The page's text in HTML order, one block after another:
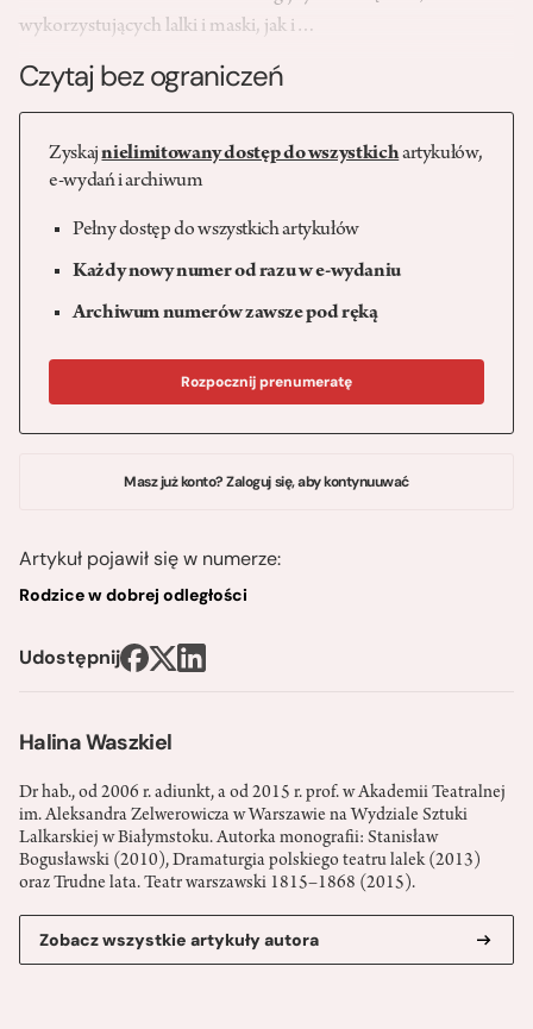
Halina Waszkiel
Dr hab., od 2006 r. adiunkt, a od 2015 r. prof. w Akademii Teatralnej
im. Aleksandra Zelwerowicza w Warszawie na Wydziale Sztuki
Lalkarskiej w Białymstoku. Autorka monografii: Stanisław
Bogusławski (2010), Dramaturgia polskiego teatru lalek (2013)
oraz Trudne lata. Teatr warszawski 1815–1868 (2015).
Zobacz wszystkie artykuły autora
wykorzystujących lalki i maski, jak i…
Czytaj bez ograniczeń
Zyskajnielimitowany dostęp do wszystkichartykułów,
e-wydań i archiwum
Pełny dostęp do wszystkich artykułów
Każdy nowy numer od razu w e-wydaniu
Archiwum numerów zawsze pod ręką
Rozpocznij prenumeratę
Masz już konto? Zaloguj się, aby kontynuuwać
Artykuł pojawił się w numerze:
Rodzice w dobrej odległości
Udostępnij